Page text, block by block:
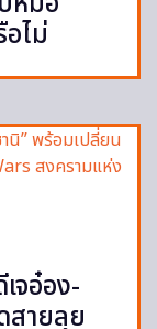
ไม่
จอ๋อง-
สายลุย